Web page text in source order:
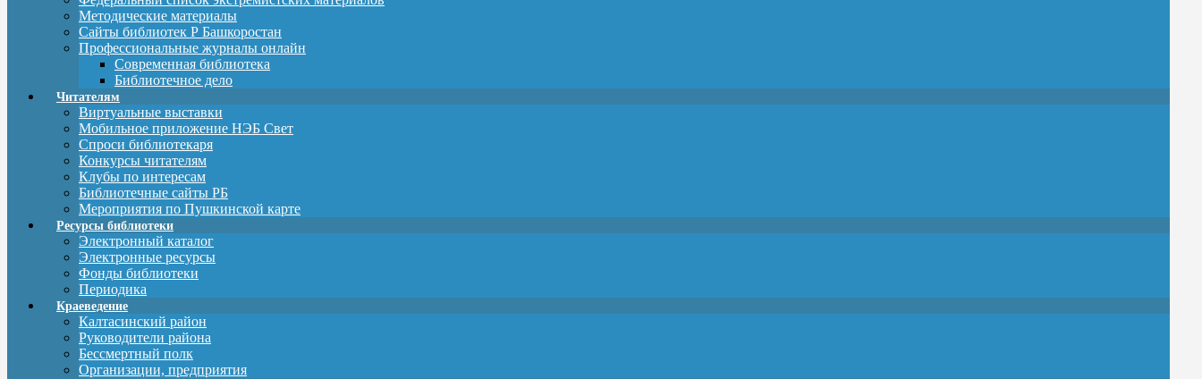
Методические материалы
Сайты библиотек Р Башкоростан
Профессиональные журналы онлайн
Современная библиотека
Библиотечное дело
Читателям
Виртуальные выставки
Мобильное приложение НЭБ Свет
Спроси библиотекаря
Конкурсы читателям
Клубы по интересам
Библиотечные сайты РБ
Мероприятия по Пушкинской карте
Ресурсы библиотеки
Электронный каталог
Электронные ресурсы
Фонды библиотеки
Периодика
Краеведение
Калтасинский район
Руководители района
Бессмертный полк
Организации, предприятия